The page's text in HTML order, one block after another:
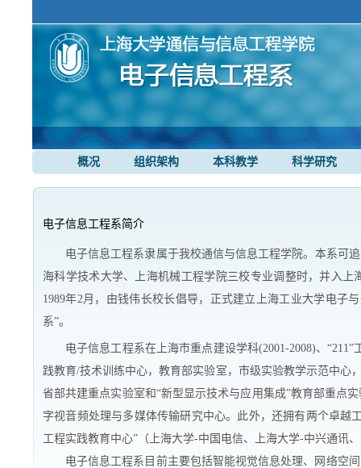
概况 组织架构 本科教学 科学研究
电子信息工程系简介
电子信息工程系隶属于我校通信与信息工程学院。本系可
海科学技术大学、上海机械工程学院三校专业调整时，并入
1989年2月，由钱伟长校长倡导，正式建立上海工业大学电子
系”。
电子信息工程系在上海市重点建设学科(2001-2008)、
践教育/技术训练中心，教育部实验室，市级实验教学示范中心
省部共建重点实验室和“新型显示技术与应用集成”教育部重点
字视音频处理与多媒体传输研究中心。此外，还拥有两个卓越
工程实践教育中心”（上海大学-中国电信、上海大学-中兴通讯
电子信息工程系目前主要包括智能视觉信息处理、网络空